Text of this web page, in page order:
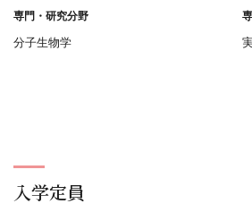
専門・研究分野
分子生物学
入学定員